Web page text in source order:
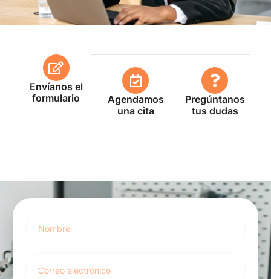
Envíanos el
formulario
Agendamos
una cita
Pregúntanos
tus dudas